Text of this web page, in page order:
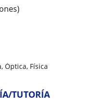
Óptica, Física
TUTORÍA